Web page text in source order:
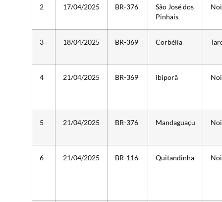
2 17/04/2025 BR-376
São José dos
Pinhais
3 18/04/2025 BR-369 Corbélia
4 21/04/2025 BR-369 Ibiporã
5 21/04/2025 BR-376 Mandaguaçu
6 21/04/2025 BR-116 Quitandinha